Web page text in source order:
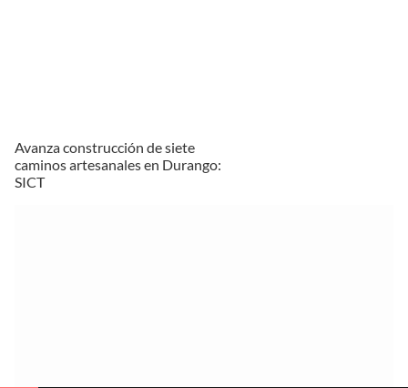
Avanza construcción de siete
caminos artesanales en Durango:
SICT